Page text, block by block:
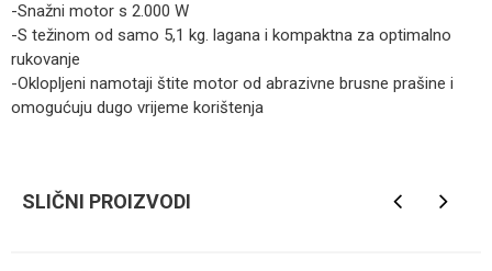
-Snažni motor s 2.000 W
-S težinom od samo 5,1 kg. lagana i kompaktna za optimalno
rukovanje
-Oklopljeni namotaji štite motor od abrazivne brusne prašine i
omogućuju dugo vrijeme korištenja
SLIČNI PROIZVODI